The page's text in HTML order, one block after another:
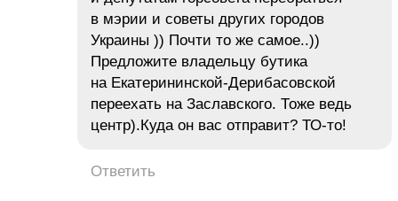
в мэрии и советы других городов
Украины )) Почти то же самое..))
Предложите владельцу бутика
на Екатерининской-Дерибасовской
переехать на Заславского. Тоже ведь
центр).Куда он вас отправит? ТО-то!
Ответить